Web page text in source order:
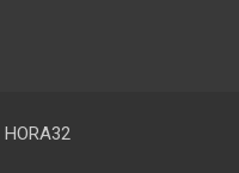
HORA32